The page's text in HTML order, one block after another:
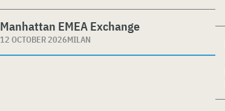
Manhattan EMEA Exchange
12 OCTOBER 2026MILAN